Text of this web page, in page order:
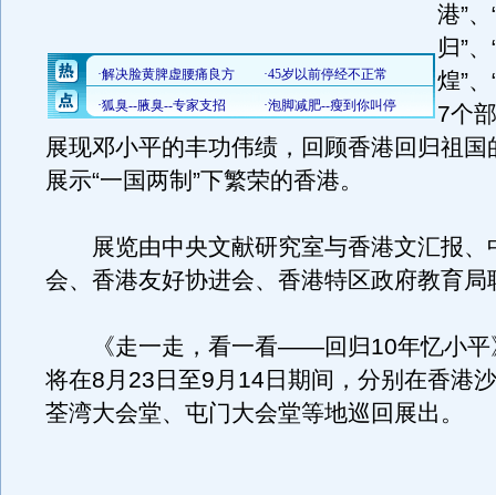
港”
归”
煌”
7个
展现邓小平的丰功伟绩，回顾香港回归祖国
展示“一国两制”下繁荣的香港。
展览由中央文献研究室与香港文汇报、
会、香港友好协进会、香港特区政府教育局
《走一走，看一看——回归10年忆小平
将在8月23日至9月14日期间，分别在香港
荃湾大会堂、屯门大会堂等地巡回展出。